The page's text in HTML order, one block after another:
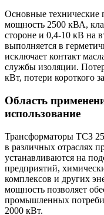
Основные
мощность 2500 кВА,
стороне и 0,4-10 кВ на
выполняется в
исключает контакт
службы изоляции.
кВт, потери короткого
Область
использование
Трансформаторы ТСЗ
в различных отраслях
устанавливаются на
предприятий,
комплексов и других
мощность позволяет
промышленных
2000 кВт.